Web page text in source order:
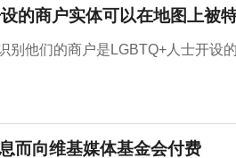
的商户实体可以在地图上被
别他们的商户是LGBTQ+人士开设
而向维基媒体基金会付费